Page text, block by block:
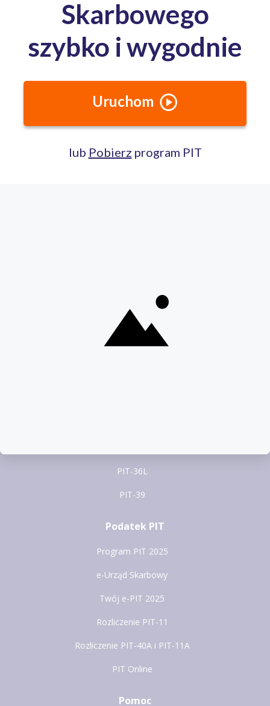
PIT-36L
PIT-39
Podatek PIT
Program PIT 2025
e-Urząd Skarbowy
Twój e-PIT 2025
Rozliczenie PIT-11
Rozliczenie PIT-40A i PIT-11A
PIT Online
Pomoc